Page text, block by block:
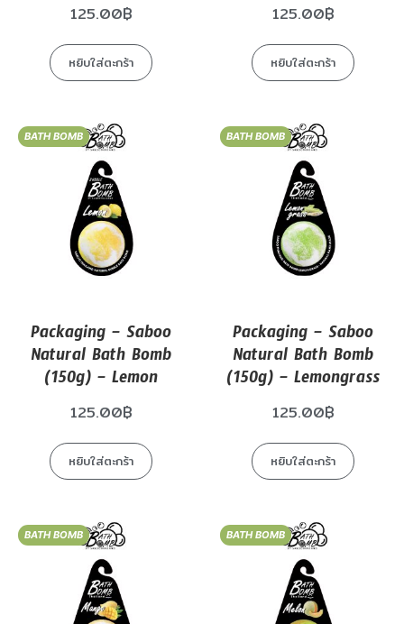
125.00฿
หยิบใส่ตะกร้า
125.00฿
หยิบใส่ตะกร้า
BATH BOMB
Packaging – Saboo
Natural Bath Bomb
(150g) – Lemon
125.00฿
หยิบใส่ตะกร้า
BATH BOMB
Packaging – Saboo
Natural Bath Bomb
(150g) – Lemongrass
125.00฿
หยิบใส่ตะกร้า
BATH BOMB BATH BOMB